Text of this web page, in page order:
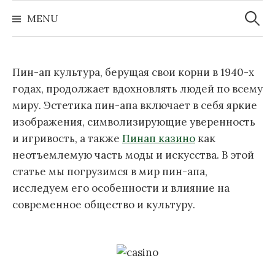
inhoud
springen
MENU
Zoeken
naar:
Пин-ап культура, берущая свои корни в 1940-х
годах, продолжает вдохновлять людей по всему
миру. Эстетика пин-апа включает в себя яркие
изображения, символизирующие уверенность
и игривость, а также Пинап казино как
неотъемлемую часть моды и искусства. В этой
статье мы погрузимся в мир пин-апа,
исследуем его особенности и влияние на
современное общество и культуру.